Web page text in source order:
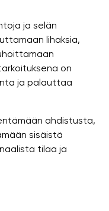
ja selän
lihaksia,
on
ja palauttaa
ahdistusta,
sisäistä
tilaa ja